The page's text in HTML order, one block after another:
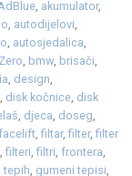
akumulator,
autodijelovi
autosjedalica
bmw brisači
design
disk kočnice disk
djeca doseg
,filtar,filter,filter
,filteri ,filtri frontera
tepih gumeni tepisi